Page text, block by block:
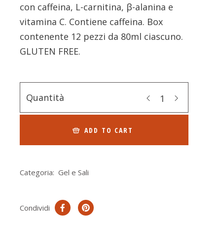
con caffeina, L-carnitina, β-alanina e
vitamina C. Contiene caffeina. Box
contenente 12 pezzi da 80ml ciascuno.
GLUTEN FREE.
Quantità
ADD TO CART
Categoria: Gel e Sali
Condividi